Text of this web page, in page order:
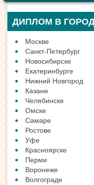
ДИПЛОМ В
Москве
Санкт-Петербург
Новосибирске
Екатеринбурге
Нижний Новгород
Казани
Челябинске
Омске
Самаре
Ростове
Уфе
Красноярске
Перми
Воронеже
Волгограде